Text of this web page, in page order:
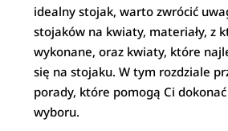
idealny stojak, warto zwrócić
stojaków na kwiaty, materiały, z
wykonane, oraz kwiaty, które
się na stojaku. W tym rozdziale
porady, które pomogą Ci dokonać
wyboru.